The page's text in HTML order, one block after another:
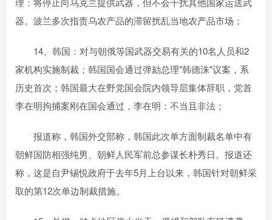
器。波兰多次指责乌农产品的滞留扰乱当地农产品市场；
14、韩国：对与朝俄等国武器交易有关的10名人员和2
家机构实施制裁；韩国国会通过弹劾总理"韩德洙"议案，系
历史首次；韩国最大在野党国会院内领导层集体辞职，党首
李在明拘捕案刚在国会通过，李在明：不当且非法；
报道称，韩国外交部称，韩国此次单方面制裁名单中有
朝鲜国防相强纯男、朝鲜人民军前总参谋长朴秀日。报道还
称，这是自尹锡悦政府于去年5月上台以来，韩国针对朝鲜采
取的第12次单边制裁措施。